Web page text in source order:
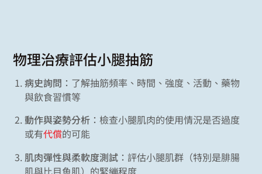
物理治療評估小腿抽筋
病史詢問 ：了解抽筋頻率、時間、強度、活動、藥物
與飲食習慣等
動作與姿勢分析 ：檢查小腿肌肉的使用情況是否過度
或有代償的可能
肌肉彈性與柔軟度測試 ：評估小腿肌群（特別是腓腸